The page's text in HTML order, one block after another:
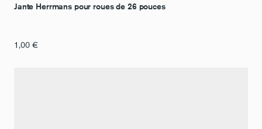
Jante Herrmans pour roues de 26 pouces
1,00 €